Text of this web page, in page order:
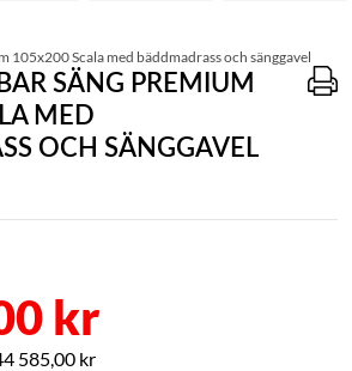
105x200 Scala med bäddmadrass och sänggavel
SÄNG PREMIUM
MED
OCH SÄNGGAVEL
kr
585,00 kr